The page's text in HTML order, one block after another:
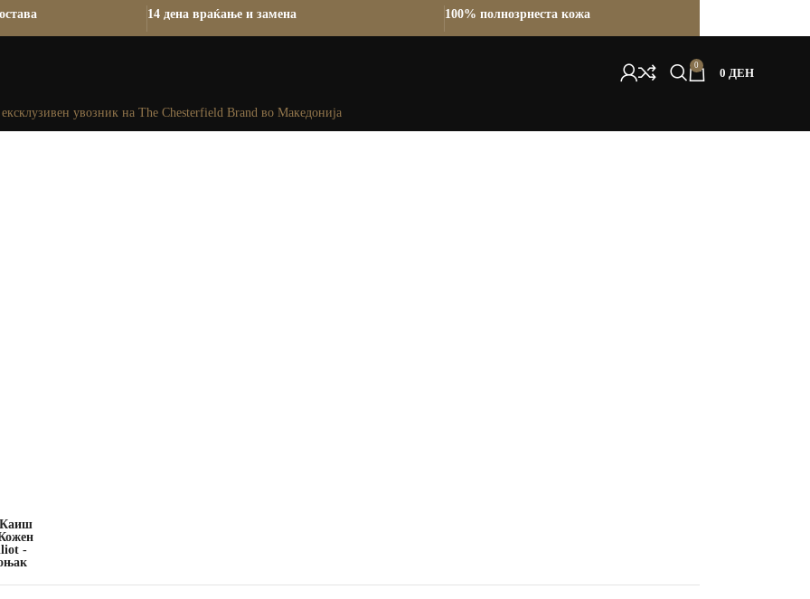
0
0 ДЕН
ексклузивен увозник на The Chesterfield Brand во Македонија
14 дена враќање и замена 100% полнозрнеста кожа